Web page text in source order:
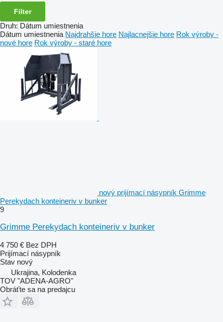
Filter
Druh: Dátum umiestnenia
Dátum umiestnenia Najdrahšie hore Najlacnejšie hore Rok výroby -
nové hore Rok výroby - staré hore
nový prijímací násypník Grimme
Perekydach konteineriv v bunker
9
Grimme Perekydach konteineriv v bunker
4 750 € Bez DPH
Prijímací násypník
Stav nový
Ukrajina, Kolodenka
TOV "ADENA-AGRO"
Obráťte sa na predajcu